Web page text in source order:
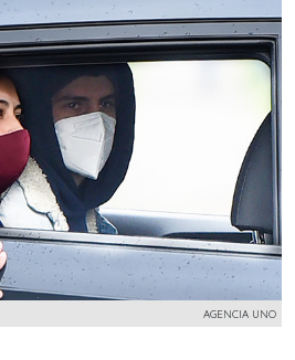
AGENCIA UNO